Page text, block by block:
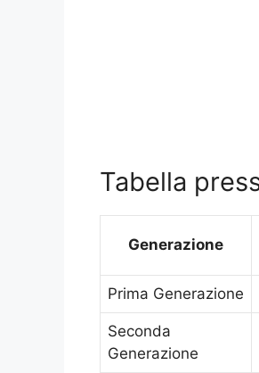
Tabella
Generazione
Prima Generazione
Seconda
Generazione